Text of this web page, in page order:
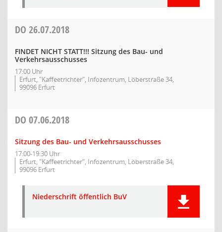
DO 26.07.2018
FINDET NICHT STATT!!! Sitzung des Bau- und
Verkehrsausschusses
17:00 Uhr
Erfurt, "Kaffeetrichter", Infozentrum, Löberstraße 34,
99096 Erfurt
DO 07.06.2018
Sitzung des Bau- und Verkehrsausschusses
17:00-19:30 Uhr
Erfurt, "Kaffeetrichter", Infozentrum, Löberstraße 34,
99096 Erfurt
Niederschrift öffentlich BuV